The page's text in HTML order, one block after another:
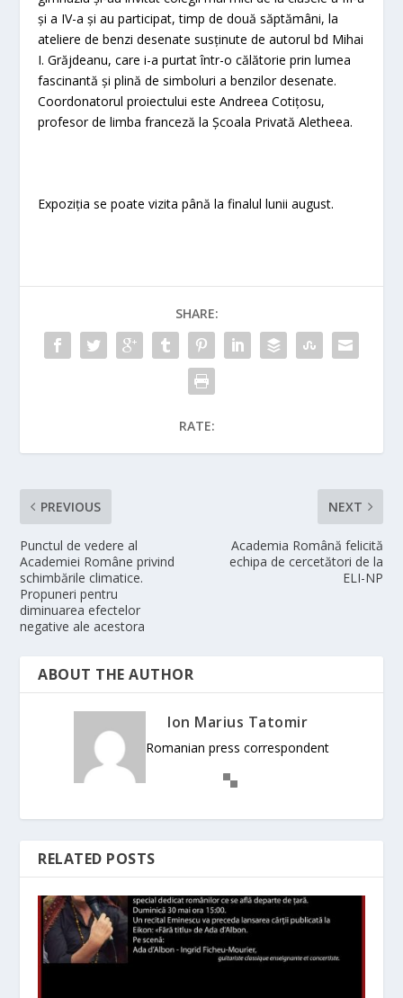
și a IV-a și au participat, timp de două săptămâni, la
ateliere de benzi desenate susținute de autorul bd Mihai
I. Grăjdeanu, care i-a purtat într-o călătorie prin lumea
fascinantă și plină de simboluri a benzilor desenate.
Coordonatorul proiectului este Andreea Cotițosu,
profesor de limba franceză la Școala Privată Aletheea.
Expoziția se poate vizita până la finalul lunii august.
SHARE:
RATE:
PREVIOUS
Punctul de vedere al
Academiei Române privind
schimbările climatice.
Propuneri pentru
diminuarea efectelor
negative ale acestora
NEXT
Academia Română felicită
echipa de cercetători de la
ELI-NP
ABOUT THE AUTHOR
Ion Marius Tatomir
Romanian press correspondent
RELATED POSTS